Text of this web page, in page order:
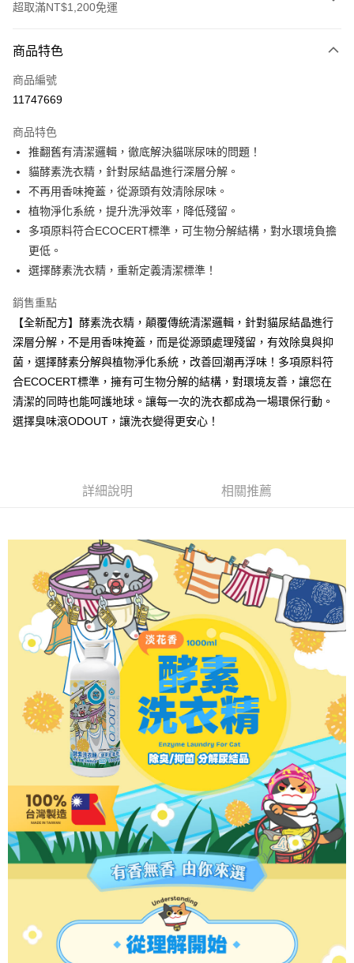
超取滿NT$1,200免運
信用卡一次付款
信用卡分期付款
合作金庫商業銀行
華南商業銀行
彰化商業銀行
上海商業儲蓄銀行
台北富邦商業銀行
國泰世華商業銀行
兆豐國際商業銀行
臺灣中小企業銀行
台中商業銀行
匯豐（台灣）商業銀行
華泰商業銀行
聯邦商業銀行
遠東國際商業銀行
元大商業銀行
玉山商業銀行
星展（台灣）商業銀行
台灣樂天信用卡公司
超商取貨付款
LINE Pay
Apple Pay
街口支付
大哥付你分期
相關說明
【大哥付你分期使用說明】
1.本服務由台灣大哥大提供，台灣大哥大用戶可立即使用無須另外申請。
2.付款方式選擇「大哥付你分期」，訂單成立後會自動跳轉到大哥付的交易
流程，驗證手機門號後，選擇欲分期的期數、繳款截止日，確認付款後即完
成交易。
3.實際核准額度、可分期數及費用金額請依後續交易確認頁面所載為準。
【繳款方式說明】
1.分期款項不併入電信帳單，「大哥付你分期」於每月結算日後寄送繳費提
帳／街口支付／iPASS MONEY」等通路繳費。
【注意事項】
1.本服務係由「台灣大哥大股份有限公司」（以下簡稱本公司）所提供，讓
用戶於交易時，得透過本服務購買商品或服務，並由商店將買賣／分期付款
買賣價金債權讓與本公司後，依約使用本公司帳單繳交帳款。
2.基於同意付款使用「大哥付你分期」之契約關係目的，商店將以您的個人
資料（包含姓名、電話或地址）提供予台灣大哥大進項蒐集、處理及利用，
由本公司與您本人進行分期帳單所需資料之確認、核對及更正。
3.完整用戶服務條款，請詳閱以下連結：https://oppay.tw/userRule
AFTEE先享後付
相關說明
【關於「AFTEE先享後付」】
AFTEE先享後付是「在收到商品之後才付款」的支付方式。 讓您購物簡單
２．訂單成立數日內，您將收到繳費通知簡訊。
３．收到繳費通知簡訊後14天內，點擊此簡訊中的連結，可透過四大超商／
ATM／網路銀行／等多元方式進行付款，方視為交易完成。
※ 請注意：結帳手續完成當下不需立刻繳費，但若您需要取消訂單，請聯絡
購買商品的店家。未經商家同意取消之訂單仍視為有效，需透過AFTEE先享
後付繳納相關費用。
※ 交易是否成功請以「AFTEE先享後付 」之結帳頁面顯示為準，若有關於
是否繳費成功／繳費後需取消欲退款等相關疑問，請聯繫「AFTEE先享後付
客戶支援中心」 https://netprotections.freshdesk.com/support/home
【注意事項】
１．透過由恩沛科技股份有限公司提供之「AFTEE先享後付」服務完成之交
易，需依本服務之必要範圍內提供個人資料，並將交易相關給付款項請求債
權轉讓予恩沛科技股份有限公司。
２．關於個人資料處理事宜，請瀏覽以下網址：
https://aftee.tw/terms/#terms3
３．未成年的使用者請事先徵得法定代理人或監護人之同意方可使用
「AFTEE先享後付」，若未經同意申辦者引起之損失，本公司不負相關責
任。
４．使用「AFTEE先享後付」時，將依據個別帳號之用戶狀況，依本公司即
時審查核予不同之上限額度；若仍有額度不足之情形，本公司將視審查結果
請求用戶進行身份認證。
５．嚴禁一人註冊多個帳號或使用他人資訊註冊。若發現惡意使用之情形，
恩沛科技股份有限公司將有權停止該用戶之使用額度並採取法律行動。
ATM付款
付款後全家取貨
每筆NT$80，滿NT$1,200(含以上)免運費
7-11取貨付款(限重5公斤，兩包貓砂以上無法寄送)
每筆NT$80，滿NT$1,200(含以上)免運費
付款後7-11取貨
每筆NT$80，滿NT$1,200(含以上)免運費
宅配(無配送離島)
每筆NT$100，滿NT$1,200(含以上)免運費
郵局(下單後不含六日3天出貨、無貨到付款)
每筆NT$150，滿NT$1,500(含以上)免運費
宅配上樓-新竹貨運
每筆NT$120，滿NT$1,200(含以上)免運費
黑貓宅配
每筆NT$130，滿NT$1,200(含以上)免運費
商品特色
商品編號
11747669
商品特色
推翻舊有清潔邏輯，徹底解決貓咪尿味的問題！
貓酵素洗衣精，針對尿結晶進行深層分解。
不再用香味掩蓋，從源頭有效清除尿味。
植物淨化系統，提升洗淨效率，降低殘留。
多項原料符合ECOCERT標準，可生物分解結構，對水環境負擔
更低。
選擇酵素洗衣精，重新定義清潔標準！
銷售重點
【全新配方】酵素洗衣精，顛覆傳統清潔邏輯，針對貓尿結晶進行
深層分解，不是用香味掩蓋，而是從源頭處理殘留，有效除臭與抑
菌，選擇酵素分解與植物淨化系統，改善回潮再浮味！多項原料符
合ECOCERT標準，擁有可生物分解的結構，對環境友善，讓您在
清潔的同時也能呵護地球。讓每一次的洗衣都成為一場環保行動。
選擇臭味滾ODOUT，讓洗衣變得更安心！
詳細說明 相關推薦